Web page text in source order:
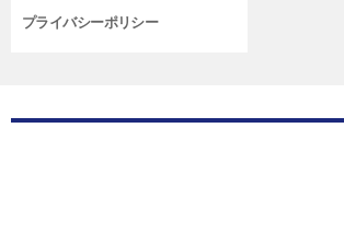
プライバシーポリシー